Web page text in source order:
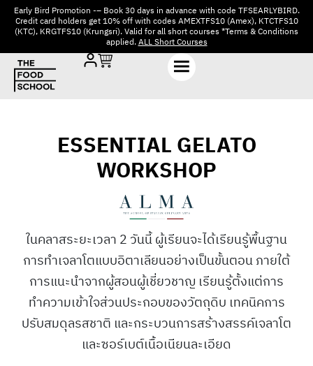
Early Bird Promotion -– Book 30 days in advance with code TFSEARLYBIRD.
Credit card holders get 10% off with codes AMEXTFS10 (Amex), KTCTFS10
(KTC), KRGTFS10 (Krungsri). Valid for all short courses *Terms & Conditions
applied.ALL Short Courses
ESSENTIAL GELATO
WORKSHOP
ในคลาสระยะเวลา 2 วันนี้ ผู้เรียนจะได้เรียนรู้พื้นฐาน
การทำเจลาโตแบบอิตาเลียนอย่างเป็นขั้นตอน ภายใต้
การแนะนำจากผู้สอนผู้เชี่ยวชาญ เรียนรู้ตั้งแต่การ
ทำความเข้าใจส่วนประกอบของวัตถุดิบ เทคนิคการ
ปรับสมดุลรสชาติ และกระบวนการสร้างสรรค์เจลาโต
และซอร์เบต์เนื้อเนียนละเอียด